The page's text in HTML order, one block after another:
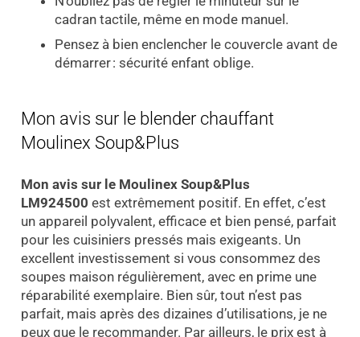
cadran tactile, même en mode manuel.
Pensez à bien enclencher le couvercle avant de
démarrer : sécurité enfant oblige.
Mon avis sur le blender chauffant
Moulinex Soup&Plus
Mon avis sur le Moulinex Soup&Plus
LM924500 est extrêmement positif. En effet, c’est
un appareil polyvalent, efficace et bien pensé, parfait
pour les cuisiniers pressés mais exigeants. Un
excellent investissement si vous consommez des
soupes maison régulièrement, avec en prime une
réparabilité exemplaire. Bien sûr, tout n’est pas
parfait, mais après des dizaines d’utilisations, je ne
peux que le recommander. Par ailleurs, le prix est à